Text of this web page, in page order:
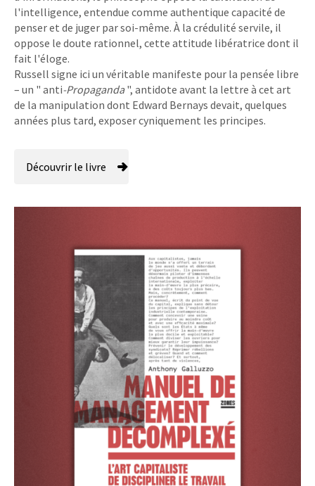
l'intelligence, entendue comme authentique capacité de
penser et de juger par soi-même. À la crédulité servile, il
oppose le doute rationnel, cette attitude libératrice dont il
fait l'éloge.
Russell signe ici un véritable manifeste pour la pensée libre
– un " anti-Propaganda", antidote avant la lettre à cet art
de la manipulation dont Edward Bernays devait, quelques
années plus tard, exposer cyniquement les principes.
Découvrir le livre